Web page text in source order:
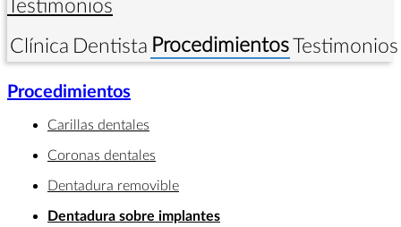
Clínica Dentista ProcedimientosTestimonios
Procedimientos
Carillas dentales
Coronas dentales
Dentadura removible
Dentadura sobre implantes